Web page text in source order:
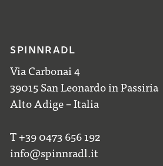
SPINNRADL
Via Carbonai 4
39015 San Leonardo in Passiria
Alto Adige – Italia
T +39 0473 656 192
info@spinnradl.it